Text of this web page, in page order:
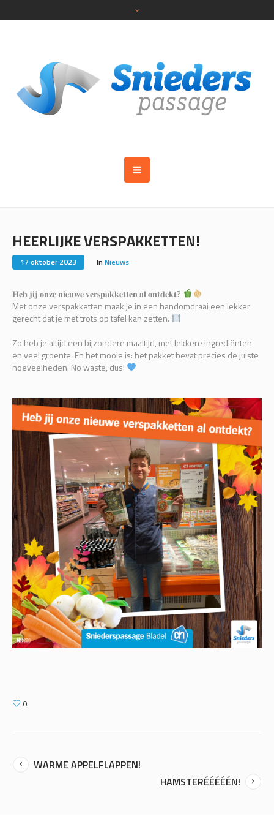
HEERLIJKE VERSPAKKETTEN!
17 oktober 2023 In Nieuws
𝐇𝐞𝐛 𝐣𝐢𝐣 𝐨𝐧𝐳𝐞 𝐧𝐢𝐞𝐮𝐰𝐞 𝐯𝐞𝐫𝐬𝐩𝐚𝐤𝐤𝐞𝐭𝐭𝐞𝐧 𝐚𝐥 𝐨𝐧𝐭𝐝𝐞𝐤𝐭?
Met onze verspakketten maak je in een handomdraai een lekker
gerecht dat je met trots op tafel kan zetten.
Zo heb je altijd een bijzondere maaltijd, met lekkere ingrediënten
en veel groente. En het mooie is: het pakket bevat precies de juiste
hoeveelheden. No waste, dus!
0
WARME APPELFLAPPEN!
HAMSTERÉÉÉÉÉN!